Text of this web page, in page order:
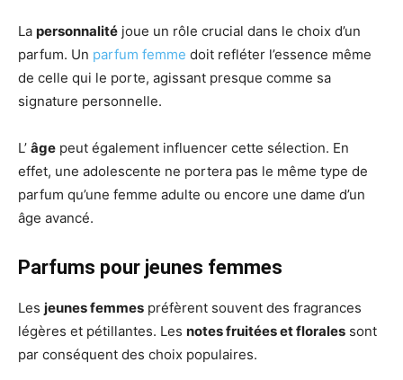
La personnalité joue un rôle crucial dans le choix d’un
parfum. Un parfum femme doit refléter l’essence même
de celle qui le porte, agissant presque comme sa
signature personnelle.
L’ âge peut également influencer cette sélection. En
effet, une adolescente ne portera pas le même type de
parfum qu’une femme adulte ou encore une dame d’un
âge avancé.
Parfums pour jeunes femmes
Les jeunes femmes préfèrent souvent des fragrances
légères et pétillantes. Les notes fruitées et florales sont
par conséquent des choix populaires.